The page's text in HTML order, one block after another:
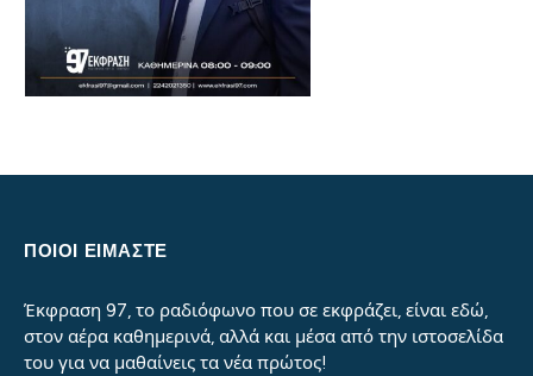
ΠΟΙΟΙ ΕΙΜΑΣΤΕ
Έκφραση 97, το ραδιόφωνο που σε εκφράζει, είναι εδώ,
στον αέρα καθημερινά, αλλά και μέσα από την ιστοσελίδα
του για να μαθαίνεις τα νέα πρώτος!